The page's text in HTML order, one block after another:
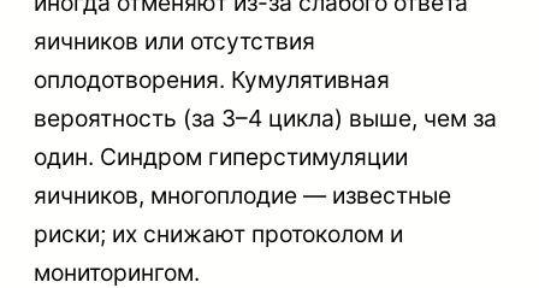
яичников или отсутствия
оплодотворения. Кумулятивная
вероятность (за 3–4 цикла) выше, чем за
один. Синдром гиперстимуляции
яичников, многоплодие — известные
риски; их снижают протоколом и
мониторингом.